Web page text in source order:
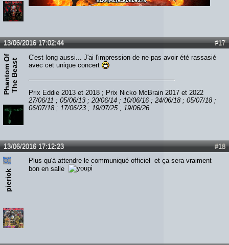
#17
13/06/2016 17:02:44
P
h
a
n
t
o
m
O
f
T
h
e
B
e
a
st
C'est long aussi... J'ai l'impression de ne pas avoir été rassasié
avec cet unique concert
Prix Eddie 2013 et 2018 ; Prix Nicko McBrain 2017 et 2022
27/06/11 ; 05/06/13 ; 20/06/14 ; 10/06/16 ; 24/06/18 ; 05/07/18 ;
06/07/18 ; 17/06/23 ; 19/07/25 ; 19/06/26
#18
13/06/2016 17:12:23
pierick
Plus qu'à attendre le communiqué officiel et ça sera vraiment
bon en salle